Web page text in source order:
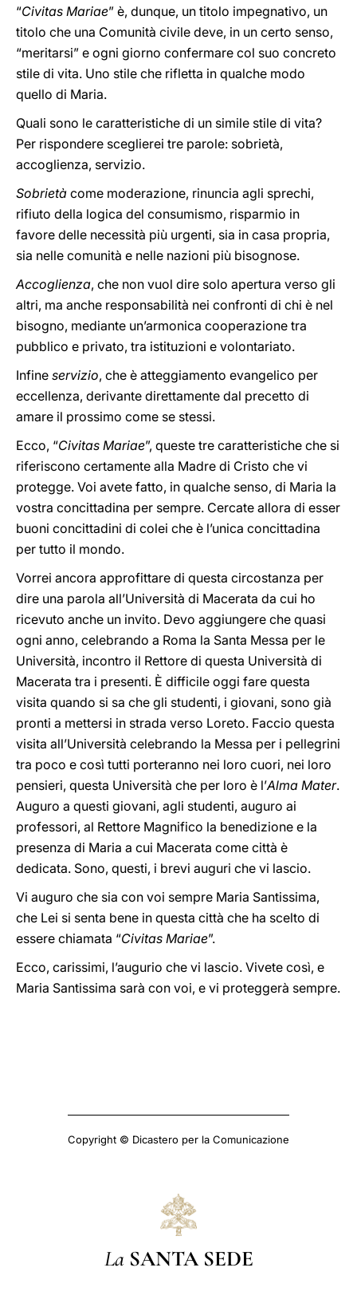
“Civitas Mariae” è, dunque, un titolo impegnativo, un
titolo che una Comunità civile deve, in un certo senso,
“meritarsi” e ogni giorno confermare col suo concreto
stile di vita. Uno stile che rifletta in qualche modo
quello di Maria.
Quali sono le caratteristiche di un simile stile di vita?
Per rispondere sceglierei tre parole: sobrietà,
accoglienza, servizio.
Sobrietà come moderazione, rinuncia agli sprechi,
rifiuto della logica del consumismo, risparmio in
favore delle necessità più urgenti, sia in casa propria,
sia nelle comunità e nelle nazioni più bisognose.
Accoglienza, che non vuol dire solo apertura verso gli
altri, ma anche responsabilità nei confronti di chi è nel
bisogno, mediante un’armonica cooperazione tra
pubblico e privato, tra istituzioni e volontariato.
Infine servizio, che è atteggiamento evangelico per
eccellenza, derivante direttamente dal precetto di
amare il prossimo come se stessi.
Ecco, “Civitas Mariae”, queste tre caratteristiche che si
riferiscono certamente alla Madre di Cristo che vi
protegge. Voi avete fatto, in qualche senso, di Maria la
vostra concittadina per sempre. Cercate allora di esser
buoni concittadini di colei che è l’unica concittadina
per tutto il mondo.
Vorrei ancora approfittare di questa circostanza per
dire una parola all’Università di Macerata da cui ho
ricevuto anche un invito. Devo aggiungere che quasi
ogni anno, celebrando a Roma la Santa Messa per le
Università, incontro il Rettore di questa Università di
Macerata tra i presenti. È difficile oggi fare questa
visita quando si sa che gli studenti, i giovani, sono già
pronti a mettersi in strada verso Loreto. Faccio questa
visita all’Università celebrando la Messa per i pellegrini
tra poco e così tutti porteranno nei loro cuori, nei loro
pensieri, questa Università che per loro è l’Alma Mater.
Auguro a questi giovani, agli studenti, auguro ai
professori, al Rettore Magnifico la benedizione e la
presenza di Maria a cui Macerata come città è
dedicata. Sono, questi, i brevi auguri che vi lascio.
Vi auguro che sia con voi sempre Maria Santissima,
che Lei si senta bene in questa città che ha scelto di
essere chiamata “Civitas Mariae”.
Ecco, carissimi, l’augurio che vi lascio. Vivete così, e
Maria Santissima sarà con voi, e vi proteggerà sempre.
Copyright © Dicastero per la Comunicazione
La SANTA SEDE